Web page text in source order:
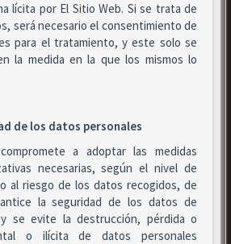
lícita por El Sitio Web. Si se trata de
será necesario el consentimiento de
para el tratamiento, y este solo se
la medida en la que los mismos lo
de los datos personales
a adoptar las medidas
necesarias, según el nivel de
al riesgo de los datos recogidos, de
la seguridad de los datos de
se evite la destrucción, pérdida o
o ilícita de datos personales